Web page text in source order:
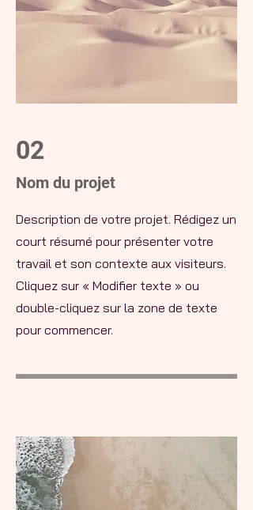
02
Nom du projet
Description de votre projet. Rédigez un
court résumé pour présenter votre
travail et son contexte aux visiteurs.
Cliquez sur « Modifier texte » ou
double-cliquez sur la zone de texte
pour commencer.